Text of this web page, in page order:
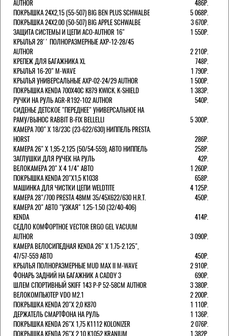
AUTHOR
486Р.
ПОКРЫШКА 24X2,15 (55-507) BIG BEN PLUS SCHWALBE
5 068Р.
ПОКРЫШКА 24X2.00 (50-507) BIG APPLE SCHWALBE
3 670Р.
ЗАЩИТА СИСТЕМЫ И ЦЕПИ ACO-AUTHOR 16"
1 550Р.
КРЫЛЬЯ 28'' ПОЛНОРАЗМЕРНЫЕ AXP-12-28/45
AUTHOR
2 210Р.
КРЕПЕЖ ДЛЯ БАГАЖНИКА XL
748Р.
КРЫЛЬЯ 16-20" M-WAVE
1 790Р.
КРЫЛЬЯ УНИВЕРСАЛЬНЫЕ AXP-02-24/29 AUTHOR
1 500Р.
ПОКРЫШКА KENDA 700Х40С K879 KWICK. K-SHIELD
1 383Р.
РУЧКИ НА РУЛЬ AGR-R192-102 AUTHOR
540Р.
СИДЕНЬЕ ДЕТСКОЕ "ПЕРЕДНЕЕ" УНИВЕРСАЛЬНОЕ НА
РАМУ/ВЫНОС RABBIT B-FIX BELLELLI
5 300Р.
КАМЕРА 700" Х 18/23C (23-622/630) НИППЕЛЬ PRESTA.
HORST
286Р.
КАМЕРА 26" X 1,95-2,125 (50/54-559), АВТО НИППЕЛЬ
258Р.
ЗАГЛУШКИ ДЛЯ РУЧЕК НА РУЛЬ
42Р.
ВЕЛОКАМЕРА 20" Х 4 1/4" АВТО
1 260Р.
ПОКРЫШКА KENDA 20"Х1,5 K1038
658Р.
МАШИНКА ДЛЯ ЧИСТКИ ЦЕПИ WELDTITE
4 125Р.
КАМЕРА 28"/700 PRESTA 48ММ 35/45Х622/630 H.R.T.
450Р.
КАМЕРА 20" АВТО "УЗКАЯ" 1.25-1.50 (32/40-406)
KENDA
414Р.
СЕДЛО КОМФОРТНОЕ VECTOR ERGO GEL VACUUM
AUTHOR
3 090Р.
КАМЕРА ВЕЛОСИПЕДНАЯ KENDA 26" Х 1.75-2.125",
47/57-559 АВТО
450Р.
КРЫЛЬЯ ПОЛНОРАЗМЕРНЫЕ MUD MAX II M-WAVE
2 910Р.
ФОНАРЬ ЗАДНИЙ НА БАГАЖНИК A CADDY 3
690Р.
ШЛЕМ СПОРТИВНЫЙ SKIFF 143 Р-Р 52-58СМ AUTHOR
3 380Р.
ВЕЛОКОМПЬЮТЕР VDO M2.1
2 200Р.
ПОКРЫШКА KENDA 20"Х 2,0 K870
1 110Р.
ДЕРЖАТЕЛЬ СМАРТФОНА НА РУЛЬ
1 136Р.
ПОКРЫШКА KENDA 26"Х 1,75 K1112 KOLONIZER
2 076Р.
ПОКРЫШКА KENDA 26"Х 2,10 K1052 KRANIUM
1 382Р.